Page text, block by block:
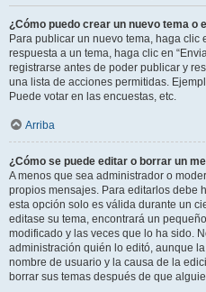
¿Cómo puedo crear un nuevo tema o
Para publicar un nuevo tema, haga clic
respuesta a un tema, haga clic en
registrarse antes de poder publicar y
una lista de acciones permitidas.
Puede votar en las encuestas, etc.
Arriba
¿Cómo se puede editar o borrar un
A menos que sea administrador o
propios mensajes. Para editarlos debe
esta opción solo es válida durante un
editase su tema, encontrará un
modificado y las veces que lo ha sido.
administración quién lo editó, aunque
nombre de usuario y la causa de la
borrar sus temas después de que